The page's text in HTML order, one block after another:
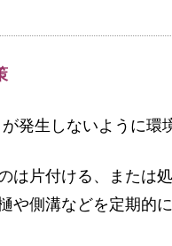
発生しないように環
は片付ける、または処
や側溝などを定期的に